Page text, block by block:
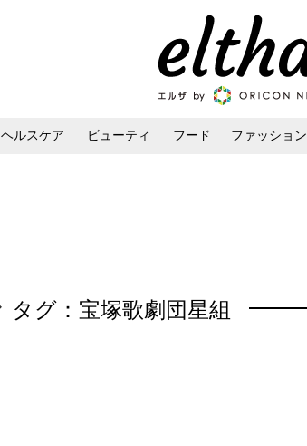
ヘルスケア ビューティ フード ファッション
タグ：宝塚歌劇団星組